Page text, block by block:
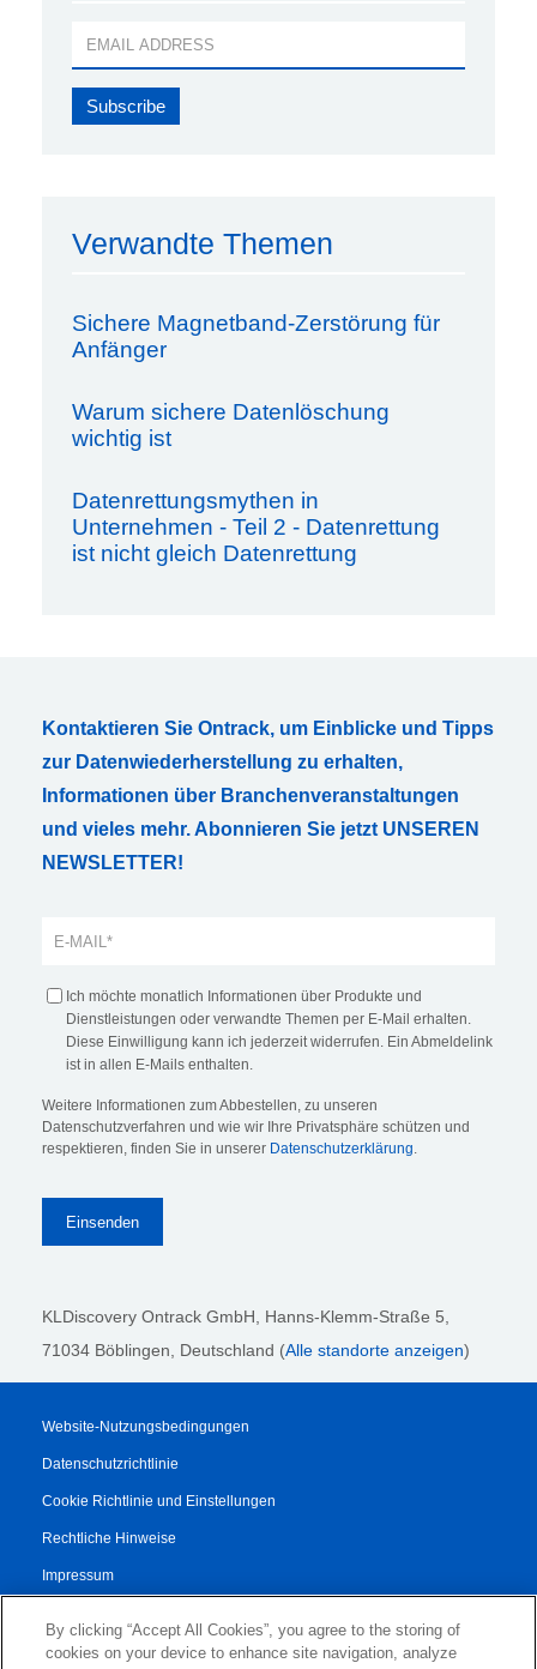
Verwandte Themen
Sichere Magnetband-Zerstörung für
Anfänger
Warum sichere Datenlöschung
wichtig ist
Datenrettungsmythen in
Unternehmen - Teil 2 - Datenrettung
ist nicht gleich Datenrettung
Kontaktieren Sie Ontrack, um Einblicke und Tipps
zur Datenwiederherstellung zu erhalten,
Informationen über Branchenveranstaltungen
und vieles mehr. Abonnieren Sie jetzt UNSEREN
NEWSLETTER!
Ich möchte monatlich Informationen über Produkte und
Dienstleistungen oder verwandte Themen per E-Mail erhalten.
Diese Einwilligung kann ich jederzeit widerrufen. Ein Abmeldelink
ist in allen E-Mails enthalten.
Weitere Informationen zum Abbestellen, zu unseren
Datenschutzverfahren und wie wir Ihre Privatsphäre schützen und
respektieren, finden Sie in unserer Datenschutzerklärung.
KLDiscovery Ontrack GmbH, Hanns-Klemm-Straße 5,
71034 Böblingen, Deutschland (Alle standorte anzeigen)
Website-Nutzungsbedingungen
Datenschutzrichtlinie
Cookie Richtlinie und Einstellungen
Rechtliche Hinweise
Impressum
AGB
By clicking “Accept All Cookies”, you agree to the storing of
cookies on your device to enhance site navigation, analyze